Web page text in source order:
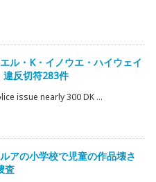
ル・K・イノウエ・ハイウェイ
違反切符283件
issue nearly 300 DK ...
アの小学校で児童の作品壊さ
査